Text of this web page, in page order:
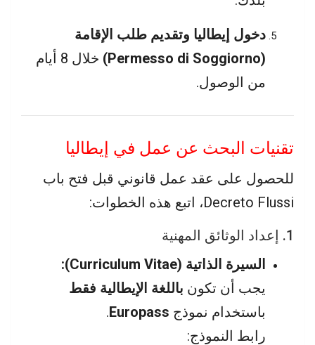
دخول إيطاليا وتقديم طلب الإقامة
(Permesso di Soggiorno)
خلال 8 أيام
من الوصول.
تقنيات البحث عن عمل في إيطاليا
للحصول على عقد عمل قانوني قبل فتح باب
Decreto Flussi، اتبع هذه الخطوات:
1. إعداد الوثائق المهنية
السيرة الذاتية (Curriculum Vitae):
يجب أن تكون باللغة الإيطالية فقط
باستخدام نموذج Europass
.
رابط النموذج: